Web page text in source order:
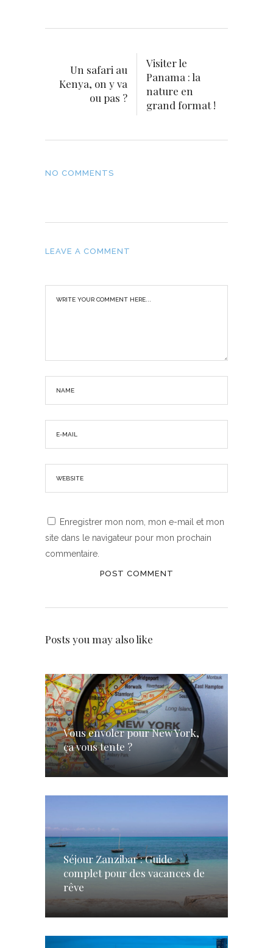
Un safari au
Kenya, on y va
ou pas ?
Visiter le
Panama : la
nature en
grand format !
NO COMMENTS
LEAVE A COMMENT
Enregistrer mon nom, mon e-mail et mon
site dans le navigateur pour mon prochain
commentaire.
Posts you may also like
Vous envoler pour New York,
ça vous tente ?
Séjour Zanzibar : Guide
complet pour des vacances de
rêve